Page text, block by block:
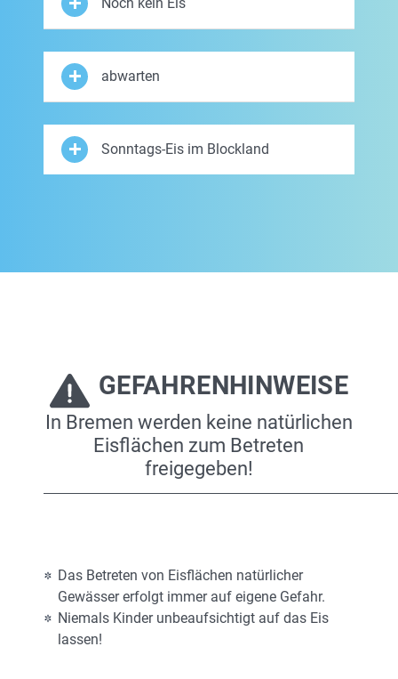
abwarten
Sonntags-Eis im Blockland
GEFAHRENHINWEISE
In Bremen werden keine natürlichen
Eisflächen zum Betreten
freigegeben!
Das Betreten von Eisflächen natürlicher
Gewässer erfolgt immer auf eigene Gefahr.
Niemals Kinder unbeaufsichtigt auf das Eis
lassen!